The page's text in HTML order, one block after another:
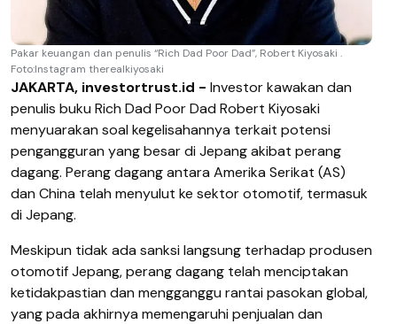
Pakar keuangan dan penulis “Rich Dad Poor Dad”, Robert Kiyosaki .
Foto:Instagram therealkiyosaki
JAKARTA, investortrust.id - Investor kawakan dan
penulis buku Rich Dad Poor Dad Robert Kiyosaki
menyuarakan soal kegelisahannya terkait potensi
pengangguran yang besar di Jepang akibat perang
dagang. Perang dagang antara Amerika Serikat (AS)
dan China telah menyulut ke sektor otomotif, termasuk
di Jepang.
Meskipun tidak ada sanksi langsung terhadap produsen
otomotif Jepang, perang dagang telah menciptakan
ketidakpastian dan mengganggu rantai pasokan global,
yang pada akhirnya memengaruhi penjualan dan